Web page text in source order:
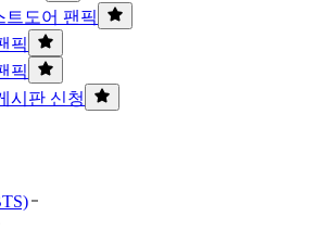
트도어 팬픽
픽
픽
시판 신청